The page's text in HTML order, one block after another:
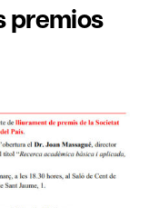
premios